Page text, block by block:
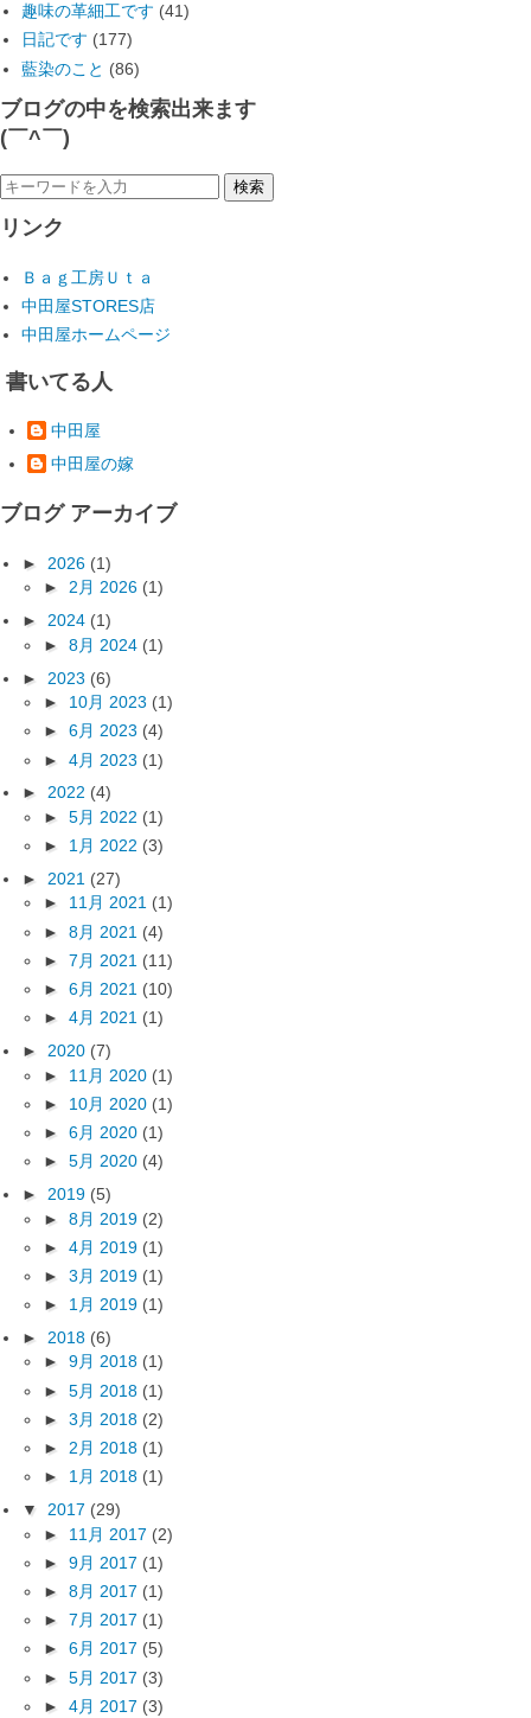
趣味の革細工です (41)
日記です (177)
藍染のこと (86)
ブログの中を検索出来ます
(￣^￣)ゞ
リンク
Ｂａｇ工房Ｕｔａ
中田屋STORES店
中田屋ホームページ
書いてる人
中田屋
中田屋の嫁
ブログ アーカイブ
► 2026 (1)
► 2月 2026 (1)
► 2024 (1)
► 8月 2024 (1)
► 2023 (6)
► 10月 2023 (1)
► 6月 2023 (4)
► 4月 2023 (1)
► 2022 (4)
► 5月 2022 (1)
► 1月 2022 (3)
► 2021 (27)
► 11月 2021 (1)
► 8月 2021 (4)
► 7月 2021 (11)
► 6月 2021 (10)
► 4月 2021 (1)
► 2020 (7)
► 11月 2020 (1)
► 10月 2020 (1)
► 6月 2020 (1)
► 5月 2020 (4)
► 2019 (5)
► 8月 2019 (2)
► 4月 2019 (1)
► 3月 2019 (1)
► 1月 2019 (1)
► 2018 (6)
► 9月 2018 (1)
► 5月 2018 (1)
► 3月 2018 (2)
► 2月 2018 (1)
► 1月 2018 (1)
▼ 2017 (29)
► 11月 2017 (2)
► 9月 2017 (1)
► 8月 2017 (1)
► 7月 2017 (1)
► 6月 2017 (5)
► 5月 2017 (3)
► 4月 2017 (3)